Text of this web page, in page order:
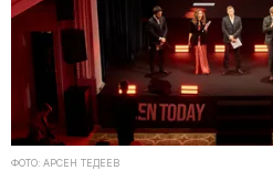
ФОТО: АРСЕН ТЕДЕЕВ